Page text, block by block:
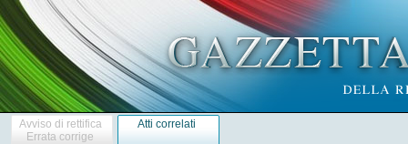
Avviso di rettifica
Errata corrige
Atti correlati